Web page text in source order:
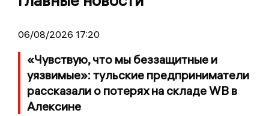
06/08/2026 17:20
«Чувствую, что мы беззащитные и
уязвимые»: тульские предприниматели
рассказали о потерях на складе WB в
Алексине